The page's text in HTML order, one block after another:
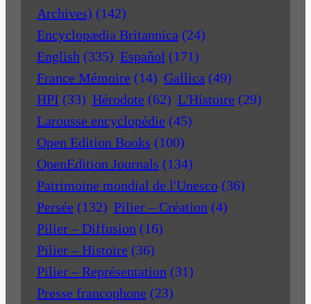
Archives) (142)
Encyclopædia Britannica (24)
English (335) Español (171)
France Mémoire (14) Gallica (49)
HPI (33) Hérodote (62) L'Histoire (29)
Larousse encyclopédie (45)
Open Edition Books (100)
OpenEdition Journals (134)
Patrimoine mondial de l'Unesco (36)
Persée (132) Pilier – Création (4)
Pilier – Diffusion (16)
Pilier – Histoire (36)
Pilier – Représentation (31)
Presse francophone (23)